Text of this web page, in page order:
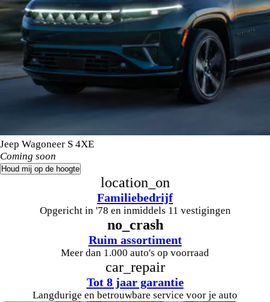
Jeep Wagoneer S 4XE
Coming soon
Houd mij op de hoogte
location_on
Familiebedrijf
Opgericht in '78 en inmiddels 11 vestigingen
no_crash
Ruim assortiment
Meer dan 1.000 auto's op voorraad
car_repair
Tot 8 jaar garantie
Langdurige en betrouwbare service voor je auto